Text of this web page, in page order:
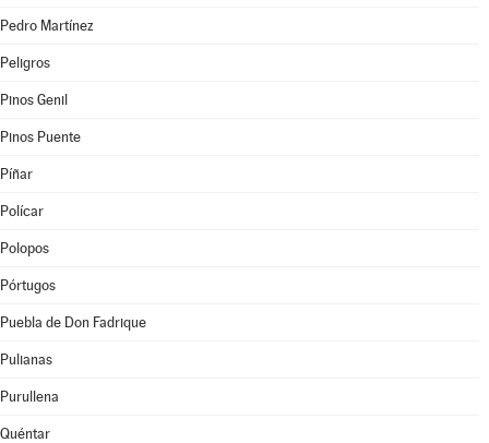
Pedro Martínez
Peligros
Pinos Genil
Pinos Puente
Píñar
Polícar
Polopos
Pórtugos
Puebla de Don Fadrique
Pulianas
Purullena
Quéntar